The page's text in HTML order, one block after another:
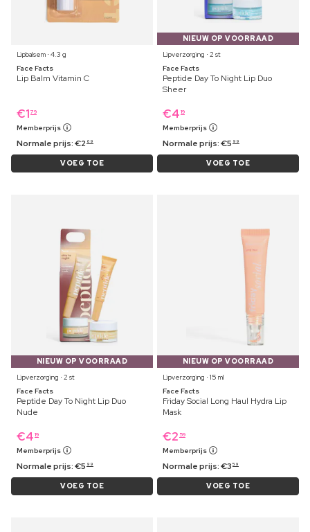
Lipbalsem ⋅ 4.3 g
Face Facts
Lip Balm Vitamin C
€1 79
Memberprijs
Normale prijs:€2 69
VOEG TOE
NIEUW OP VOORRAAD
Lipverzorging ⋅ 2 st
Face Facts
Peptide Day To Night Lip Duo
Sheer
€4 19
Memberprijs
Normale prijs:€5 99
VOEG TOE
NIEUW OP VOORRAAD
Lipverzorging ⋅ 2 st
Face Facts
Peptide Day To Night Lip Duo
Nude
€4 19
Memberprijs
Normale prijs:€5 99
VOEG TOE
NIEUW OP VOORRAAD
Lipverzorging ⋅ 15 ml
Face Facts
Friday Social Long Haul Hydra Lip
Mask
€2 59
Memberprijs
Normale prijs:€3 59
VOEG TOE